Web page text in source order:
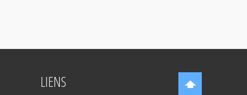
LIENS